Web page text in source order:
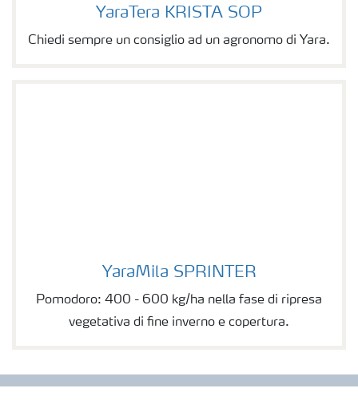
YaraTera KRISTA SOP
Chiedi sempre un consiglio ad un agronomo di Yara.
YaraMila SPRINTER
Pomodoro: 400 - 600 kg/ha nella fase di ripresa
vegetativa di fine inverno e copertura.